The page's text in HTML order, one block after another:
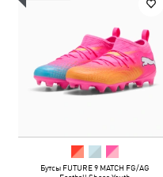
Бутсы FUTURE 9 MATCH FG/AG